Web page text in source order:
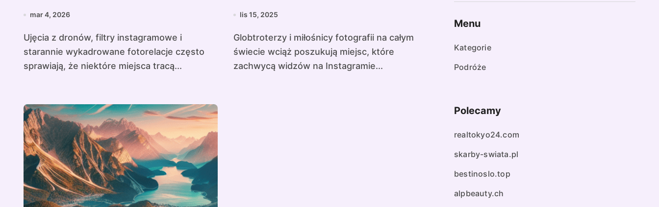
zdjęciach
mar 4, 2026
Ujęcia z dronów, filtry instagramowe i
starannie wykadrowane fotorelacje często
sprawiają, że niektóre miejsca tracą...
lis 15, 2025
Globtroterzy i miłośnicy fotografii na całym
świecie wciąż poszukują miejsc, które
zachwycą widzów na Instagramie...
Menu
Kategorie
Podróże
Polecamy
realtokyo24.com
skarby-swiata.pl
bestinoslo.top
alpbeauty.ch